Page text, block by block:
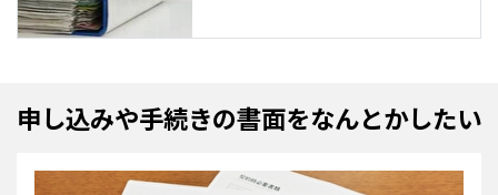
申し込みや手続きの書面をなんとかしたい